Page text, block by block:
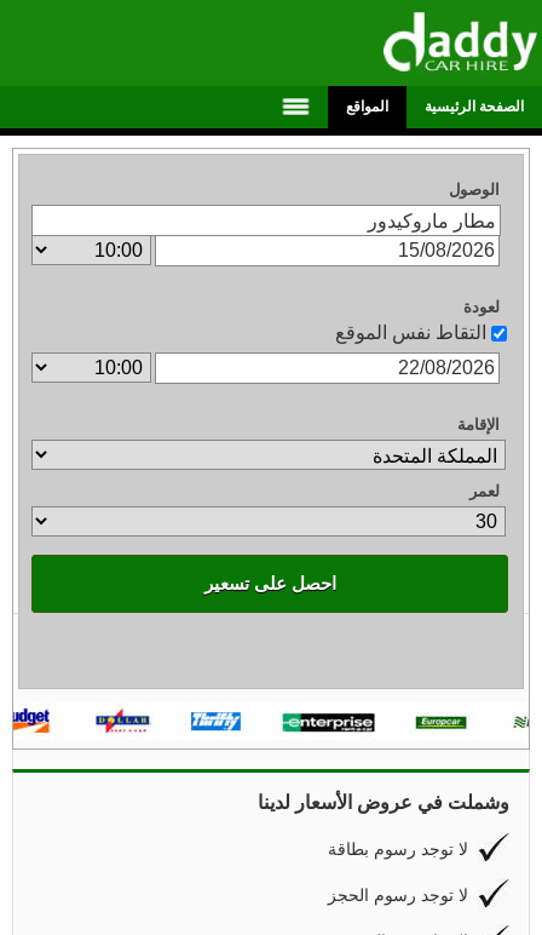
الصفحة الرئيسية المواقع
الوصول
لعودة
التقاط نفس الموقع
الإقامة
لعمر
احصل على تسعير
وشملت في عروض الأسعار لدينا
لا توجد رسوم بطاقة
لا توجد رسوم الحجز